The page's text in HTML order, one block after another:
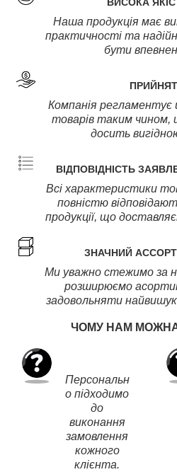
ВИСОКА
Наша продукція має
практичності та
бути
Компанія регламентує
товарів таким чином,
досить
ВІДПОВІДНІСТЬ
Всі характеристики
повністю
продукції, що
ЗНАЧНИЙ
Ми уважно стежимо за
розширюємо
задовольняти
ЧОМУ НАМ
Персональн
о підходимо
до
виконання
замовлення
кожного
клієнта.